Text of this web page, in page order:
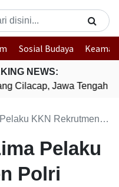
Sosial Budaya
NEWS:
Cilacap, Jawa Tengah
Rekrutmen Polri Diproses Pidana
Pelaku
Polri